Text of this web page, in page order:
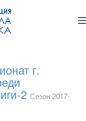
г.
2 Сезон 2017-